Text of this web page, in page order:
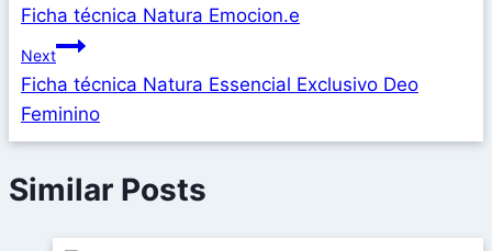
Ficha técnica Natura Emocion.e
Next
Ficha técnica Natura Essencial Exclusivo Deo
Feminino
Similar Posts